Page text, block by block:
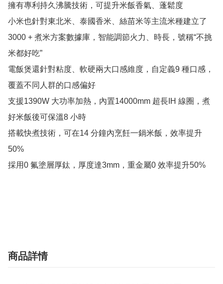
擁有專利持久沸騰技術，可提升米飯香氣、蓬鬆度
小米也針對東北米、泰國香米、絲苗米等主流米種建立了
3000 + 煮米方案數據庫，智能調節火力、時長，號稱“不挑
米都好吃”
電飯煲還針對粘度、軟硬兩大口感維度，自定義9 種口感，
覆蓋不同人群的口感偏好
支援1390W 大功率加熱，內置14000mm 超長IH 線圈，煮
好米飯後可保溫8 小時
搭載快煮技術，可在14 分鐘內烹飪一鍋米飯，效率提升
50%
採用0 氟塗層厚鈦，厚度達3mm，重金屬0 效率提升50%
商品詳情